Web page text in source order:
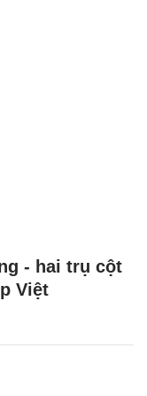
- hai trụ cột
Việt